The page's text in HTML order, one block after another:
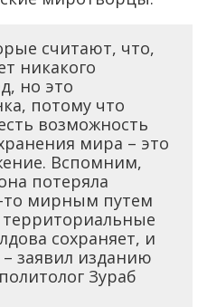
считают, что,
никакого
но это
потому что
возможность
мира – это
Вспомним,
потеряла
то мирным путем
территориальные
сохраняет, и
заявил изданию
Зураб